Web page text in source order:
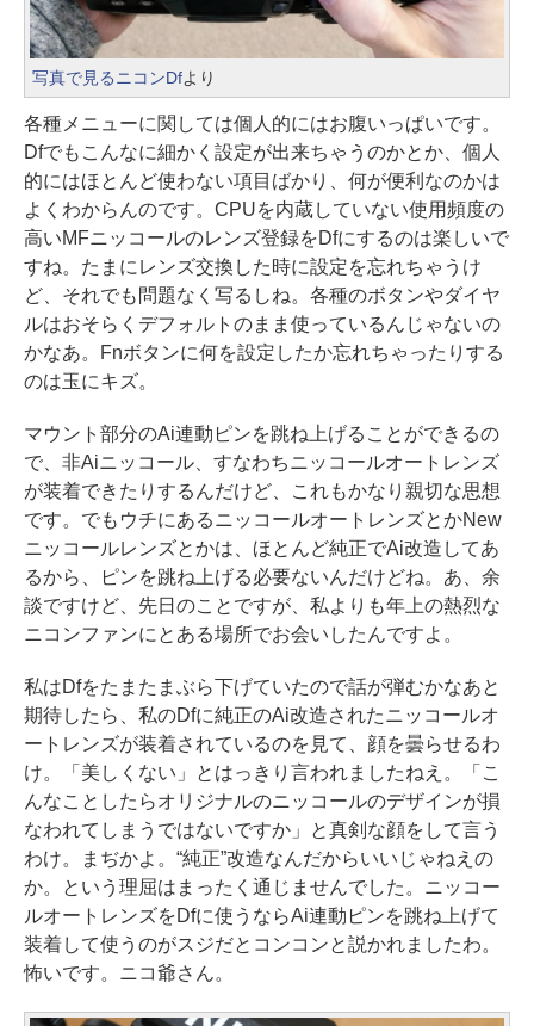
写真で見るニコンDfより
各種メニューに関しては個人的にはお腹いっぱいです。
Dfでもこんなに細かく設定が出来ちゃうのかとか、個人
的にはほとんど使わない項目ばかり、何が便利なのかは
よくわからんのです。CPUを内蔵していない使用頻度の
高いMFニッコールのレンズ登録をDfにするのは楽しいで
すね。たまにレンズ交換した時に設定を忘れちゃうけ
ど、それでも問題なく写るしね。各種のボタンやダイヤ
ルはおそらくデフォルトのまま使っているんじゃないの
かなあ。Fnボタンに何を設定したか忘れちゃったりする
のは玉にキズ。
マウント部分のAi連動ピンを跳ね上げることができるの
で、非Aiニッコール、すなわちニッコールオートレンズ
が装着できたりするんだけど、これもかなり親切な思想
です。でもウチにあるニッコールオートレンズとかNew
ニッコールレンズとかは、ほとんど純正でAi改造してあ
るから、ピンを跳ね上げる必要ないんだけどね。あ、余
談ですけど、先日のことですが、私よりも年上の熱烈な
ニコンファンにとある場所でお会いしたんですよ。
私はDfをたまたまぶら下げていたので話が弾むかなあと
期待したら、私のDfに純正のAi改造されたニッコールオ
ートレンズが装着されているのを見て、顔を曇らせるわ
け。「美しくない」とはっきり言われましたねえ。「こ
んなことしたらオリジナルのニッコールのデザインが損
なわれてしまうではないですか」と真剣な顔をして言う
わけ。まぢかよ。“純正”改造なんだからいいじゃねえの
か。という理屈はまったく通じませんでした。ニッコー
ルオートレンズをDfに使うならAi連動ピンを跳ね上げて
装着して使うのがスジだとコンコンと説かれましたわ。
怖いです。ニコ爺さん。